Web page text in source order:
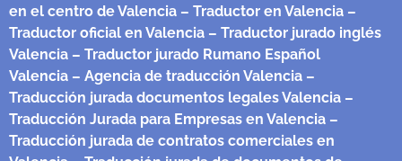
en el centro de Valencia – Traductor en Valencia –
Traductor oficial en Valencia – Traductor jurado inglés
Valencia – Traductor jurado Rumano Español
Valencia – Agencia de traducción Valencia –
Traducción jurada documentos legales Valencia –
Traducción Jurada para Empresas en Valencia –
Traducción jurada de contratos comerciales en